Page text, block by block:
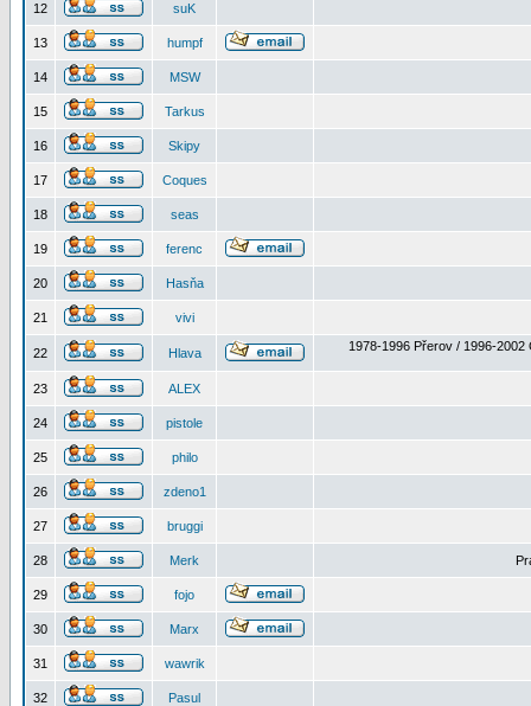
12 suK
13 humpf
14 MSW
15 Tarkus
16 Skipy
17 Coques
18 seas
19 ferenc
20 Hasňa
21 vivi
22 Hlava 1978-1996 Přerov / 1996-2002
23 ALEX
24 pistole
25 philo
26 zdeno1
27 bruggi
28 Merk
29 fojo
30 Marx
31 wawrik
32 Pasul